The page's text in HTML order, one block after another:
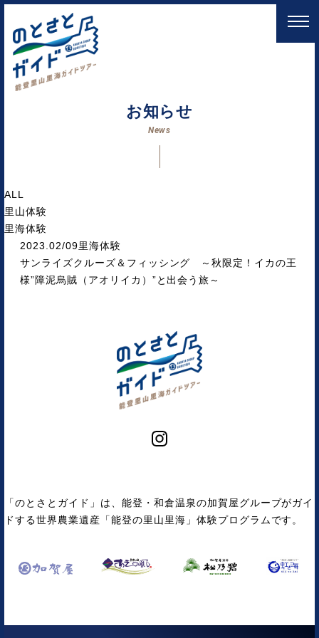
お知らせ
News
ALL
里山体験
里海体験
2023.02/09里海体験
サンライズクルーズ＆フィッシング ～秋限定！イカの王
様”障泥烏賊（アオリイカ）”と出会う旅～
「のとさとガイド」は、能登・和倉温泉の加賀屋グループがガイ
ドする世界農業遺産「能登の里山里海」体験プログラムです。